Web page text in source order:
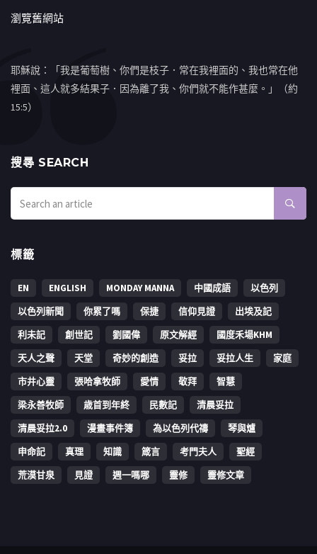
瀏覽舊網站
耶穌說：「我是葡萄樹、你們是枝子．常在我裡面的、我也常在他
裡面、這人就多結果子．因為離了我、你們就不能作甚麼。」（約
15:5）
搜㝷 SEARCH
標籤
EN ENGLISH MONDAY MANNA 中國成語
以色列
以色列新聞
你累了嗎 保捷 信仰見證
出埃及記
利未記
創世記 劉國偉 原文解經
國度禾場KHM
天人之聲
天堂 奇妙的創造 妥拉 妥拉人生
家庭
市井心靈
張哈拿牧師 愛情 敬拜
智慧
梁永善牧師
歳首到年終 民數記
清晨妥拉
清晨妥拉2.0
漫畫事件簿 為以色列代禱
琴與爐
申命記
真理 知識 箴言 考門夫人
聖經
荒漠甘泉
見證 週一嗎哪 靈修 靈修文章